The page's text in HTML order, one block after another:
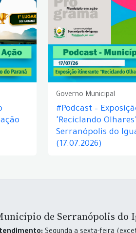
Governo Municipal
#Podcast –
"Reciclando
Serranópolis do
(17.07.2026)
de Serranópolis do